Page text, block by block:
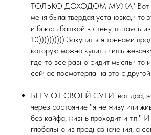
ТОЛЬКО ДОХОДОМ МУЖА" Вот
меня была твердая установка, что
и бьюсь башкой в стену, пытаясь
10)))))))))) Закупиться тоннами
которую можно купить лишь
где-то все равно сидит мысль что
сейчас посмотерла на это с
БЕГУ ОТ СВОЕЙ СУТИ, вот даа,
через состояние "я не живу или
без кайфа, жизнь проходит и т.п."
глобально из предназначения, а